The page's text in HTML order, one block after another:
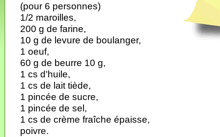
(pour 6 personnes)
1/2 maroilles,
200 g de farine,
10 g de levure de boulanger,
1 oeuf,
60 g de beurre 10 g,
1 cs d'huile,
1 cs de lait tiède,
1 pincée de sucre,
1 pincée de sel,
1 cs de crème fraîche épaisse,
poivre.